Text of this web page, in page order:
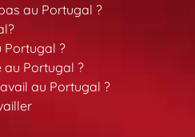
au Portugal ?
Portugal ?
au Portugal ?
au Portugal ?